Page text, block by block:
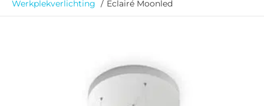
Werkplekverlichting
Eclairé Moonled